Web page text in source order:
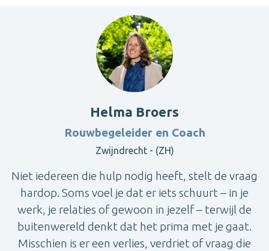
Helma Broers
Rouwbegeleider en Coach
Zwijndrecht - (ZH)
Niet iedereen die hulp nodig heeft, stelt de vraag
hardop. Soms voel je dat er iets schuurt – in je
werk, je relaties of gewoon in jezelf – terwijl de
buitenwereld denkt dat het prima met je gaat.
Misschien is er een verlies, verdriet of vraag die